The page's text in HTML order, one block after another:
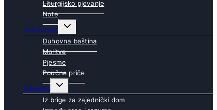
Liturgijsko pjevanje
Note
Duhovnost
Toggle
child
menu
Duhovna baština
Molitve
Pjesme
Poučne priče
Kolumne
Toggle
child
menu
Iz brige za zajednički dom